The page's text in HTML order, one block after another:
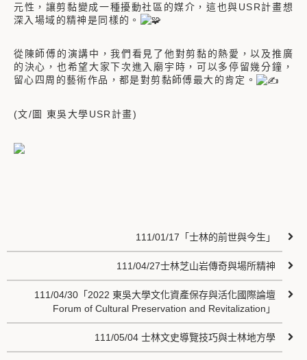
元性，讓剪黏變成一種擾動社區的媒介，這也與USR計畫想
深入場域的精神是同樣的。
從陳師傅的演講中，我們看見了他對剪黏的熱愛，以及推廣
的決心，也希望大家下次進入廟宇時，可以多停留幾分鐘，
留心四周的藝術作品，都是對剪黏師傅最大的肯定。
(文/圖 東吳大學USR計畫)
111/01/17「士林的前世與今生」
111/04/27士林芝山岩傳奇與場所精神
111/04/30「2022 東吳大學文化資產保存與活化國際論壇
Forum of Cultural Preservation and Revitalization」
111/05/04 士林文史導覽技巧與士林地方學